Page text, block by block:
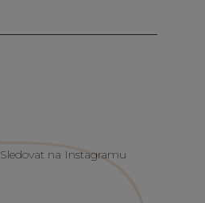
Sledovat na Instagramu